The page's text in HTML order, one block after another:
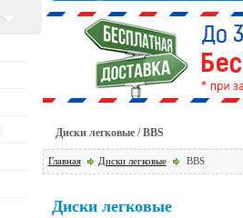
Диски легковые / BBS
Главная Диски легковые BBS
Диски легковые